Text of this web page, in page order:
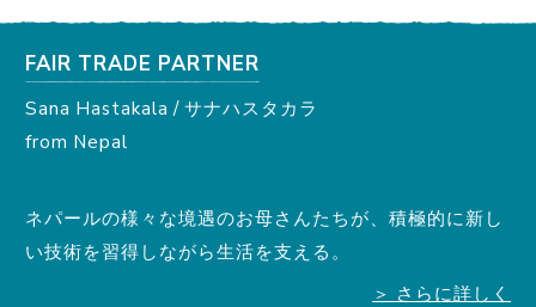
FAIR TRADE PARTNER
Sana Hastakala / サナハスタカラ
from Nepal
ネパールの様々な境遇のお母さんたちが、積極的に新し
い技術を習得しながら生活を支える。
＞ さらに詳しく